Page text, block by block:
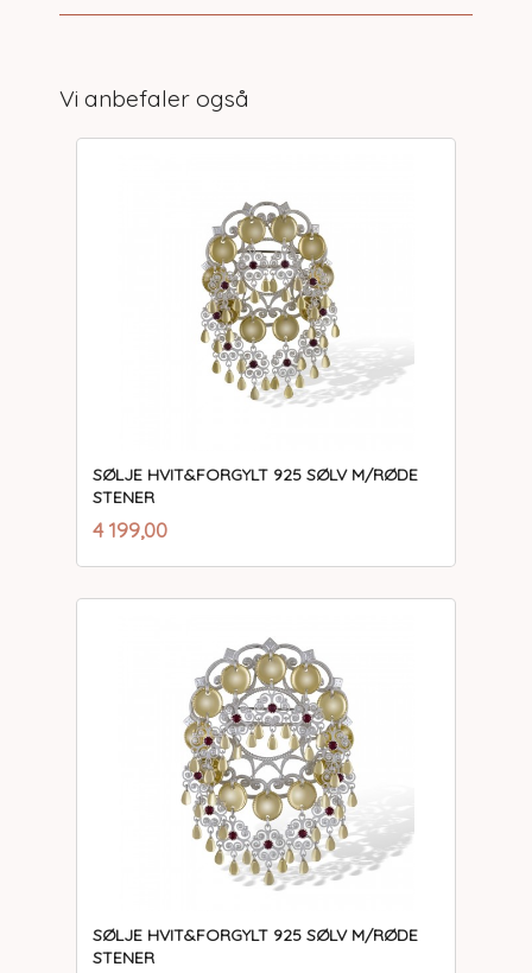
Vi anbefaler også
SØLJE HVIT&FORGYLT 925 SØLV M/RØDE
STENER
Pris
4 199,00mva.
SØLJE HVIT&FORGYLT 925 SØLV M/RØDE
STENER